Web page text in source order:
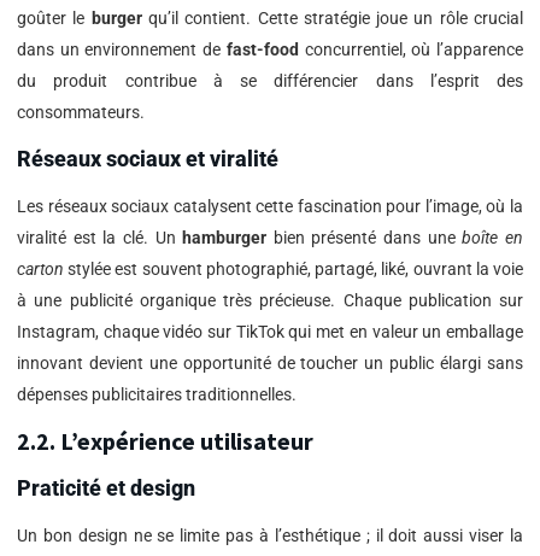
goûter le burgerqu’il contient. Cette stratégie joue un rôle crucial
dans un environnement de fast-food concurrentiel, où l’apparence
du produit contribue à se différencier dans l’esprit des
consommateurs.
Réseaux sociaux et viralité
Les réseaux sociaux catalysent cette fascination pour l’image, où la
viralité est la clé. Un hamburger bien présenté dans uneboîte en
carton stylée est souvent photographié, partagé, liké, ouvrant la voie
à une publicité organique très précieuse. Chaque publication sur
Instagram, chaque vidéo sur TikTok qui met en valeur un emballage
innovant devient une opportunité de toucher un public élargi sans
dépenses publicitaires traditionnelles.
2.2. L’expérience utilisateur
Praticité et design
Un bon design ne se limite pas à l’esthétique ; il doit aussi viser la